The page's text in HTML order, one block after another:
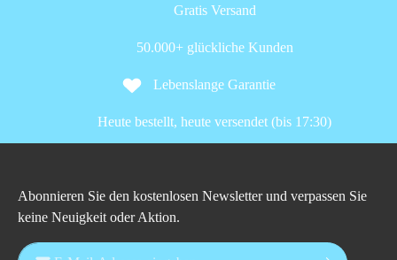
Gratis Versand
50.000+ glückliche Kunden
Lebenslange Garantie
Heute bestellt, heute versendet (bis 17:30)
Abonnieren Sie den kostenlosen Newsletter und verpassen Sie
keine Neuigkeit oder Aktion.
E-Mail-Adresse*